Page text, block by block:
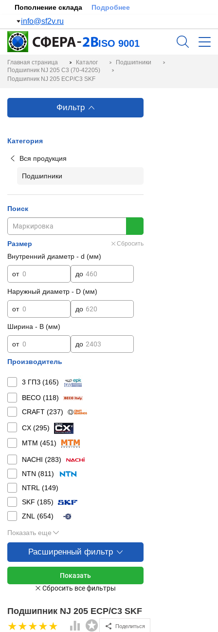
Пополнение склада Подробнее
info@sf2v.ru
ISO 9001
Главная страница Каталог
Подшипники
Подшипник NJ 205 C3 (70-42205)
Подшипник NJ 205 ECP/C3 SKF
Фильтр
Категория
Вся продукция
Подшипники
Поиск
Размер Сбросить
Внутренний диаметр - d (мм)
от до
Наружный диаметр - D (мм)
от до
Ширина - B (мм)
от до
Производитель
3 ГПЗ (165)
BECO (118)
CRAFT (237)
CX (295)
MTM (451)
NACHI (283)
NTN (811)
NTRL (149)
SKF (185)
ZNL (654)
Показать еще
Расширенный фильтр
Подшипник NJ 205 ECP/C3 SKF
Поделиться